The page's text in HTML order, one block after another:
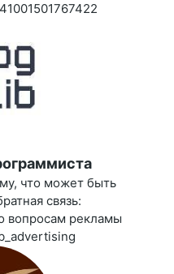
что может быть
связь:
вопросам рекламы